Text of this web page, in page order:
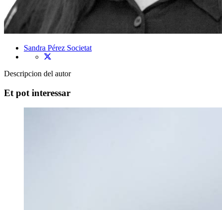
Sandra Pérez Societat
Descripcion del autor
Et pot interessar